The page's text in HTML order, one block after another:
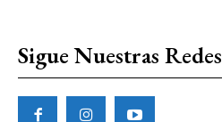
Sigue Nuestras Redes